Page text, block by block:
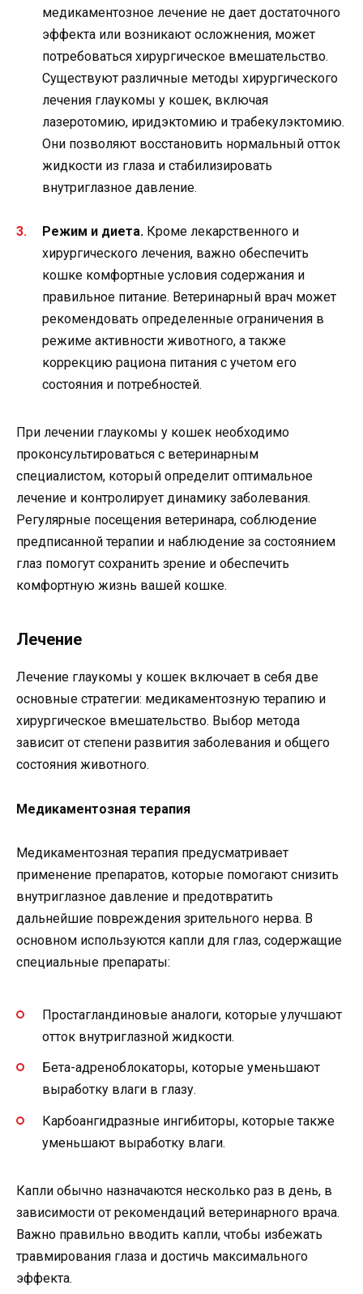
медикаментозное лечение не дает достаточного
эффекта или возникают осложнения, может
потребоваться хирургическое вмешательство.
Существуют различные методы хирургического
лечения глаукомы у кошек, включая
лазеротомию, иридэктомию и трабекулэктомию.
Они позволяют восстановить нормальный отток
жидкости из глаза и стабилизировать
внутриглазное давление.
Режим и диета. Кроме лекарственного и
хирургического лечения, важно обеспечить
кошке комфортные условия содержания и
правильное питание. Ветеринарный врач может
рекомендовать определенные ограничения в
режиме активности животного, а также
коррекцию рациона питания с учетом его
состояния и потребностей.
При лечении глаукомы у кошек необходимо
проконсультироваться с ветеринарным
специалистом, который определит оптимальное
лечение и контролирует динамику заболевания.
Регулярные посещения ветеринара, соблюдение
предписанной терапии и наблюдение за состоянием
глаз помогут сохранить зрение и обеспечить
комфортную жизнь вашей кошке.
Лечение
Лечение глаукомы у кошек включает в себя две
основные стратегии: медикаментозную терапию и
хирургическое вмешательство. Выбор метода
зависит от степени развития заболевания и общего
состояния животного.
Медикаментозная терапия
Медикаментозная терапия предусматривает
применение препаратов, которые помогают снизить
внутриглазное давление и предотвратить
дальнейшие повреждения зрительного нерва. В
основном используются капли для глаз, содержащие
специальные препараты:
Простагландиновые аналоги, которые улучшают
отток внутриглазной жидкости.
Бета-адреноблокаторы, которые уменьшают
выработку влаги в глазу.
Карбоангидразные ингибиторы, которые также
уменьшают выработку влаги.
Капли обычно назначаются несколько раз в день, в
зависимости от рекомендаций ветеринарного врача.
Важно правильно вводить капли, чтобы избежать
травмирования глаза и достичь максимального
эффекта.